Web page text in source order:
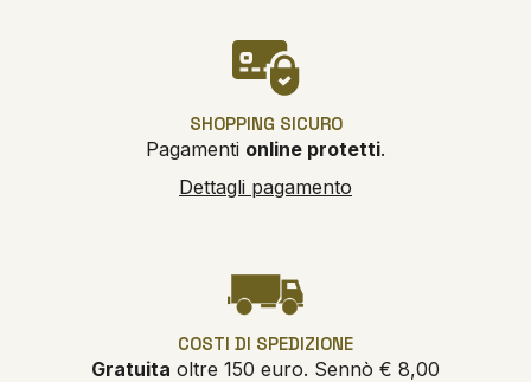
SHOPPING SICURO
Pagamenti online protetti.
Dettagli pagamento
COSTI DI SPEDIZIONE
Gratuita oltre 150 euro. Sennò € 8,00